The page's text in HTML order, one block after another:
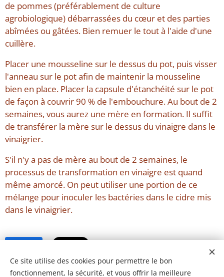
de pommes (préférablement de culture
agrobiologique) débarrassées du cœur et des parties
abîmées ou gâtées. Bien remuer le tout à l'aide d'une
cuillère.
Placer une mousseline sur le dessus du pot, puis visser
l'anneau sur le pot afin de maintenir la mousseline
bien en place. Placer la capsule d'étanchéité sur le pot
de façon à couvrir 90 % de l'embouchure. Au bout de 2
semaines, vous aurez une mère en formation. Il suffit
de transférer la mère sur le dessus du vinaigre dans le
vinaigrier.
S'il n'y a pas de mère au bout de 2 semaines, le
processus de transformation en vinaigre est quand
même amorcé. On peut utiliser une portion de ce
mélange pour inoculer les bactéries dans le cidre mis
dans le vinaigrier.
Ce site utilise des cookies pour permettre le bon
fonctionnement, la sécurité, et vous offrir la meilleure